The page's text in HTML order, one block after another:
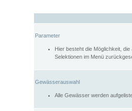
Parameter
Hier besteht die Möglichkeit,
Selektionen im Menü
Gewässerauswahl
Alle Gewässer werden